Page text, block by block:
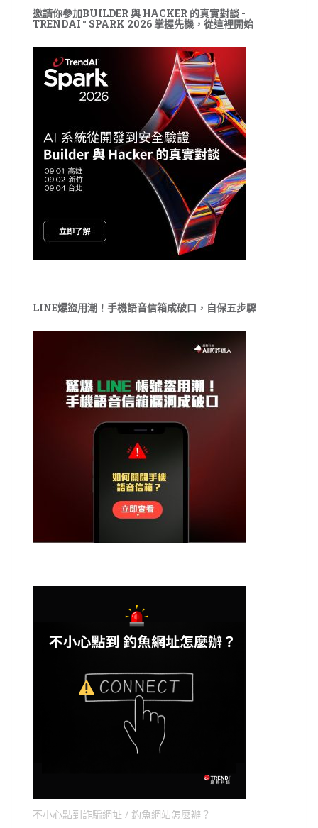
邀請你參加BUILDER 與 HACKER 的真實對談 -
TRENDAI™ SPARK 2026 掌握先機，從這裡開始
LINE爆盜用潮！手機語音信箱成破口，自保五步驟
不小心點到詐騙網址 / 釣魚網站怎麼辦？